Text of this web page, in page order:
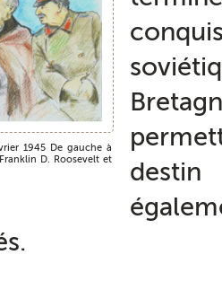
1945 De gauche à
D. Roosevelt et